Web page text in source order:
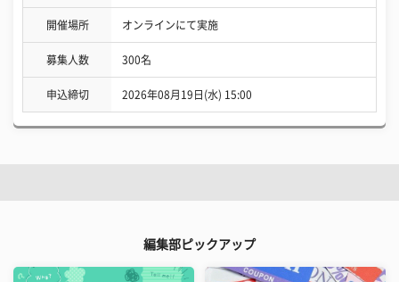
開催場所 オンラインにて実施
募集人数 300名
申込締切 2026年08月19日(水) 15:00
編集部ピックアップ